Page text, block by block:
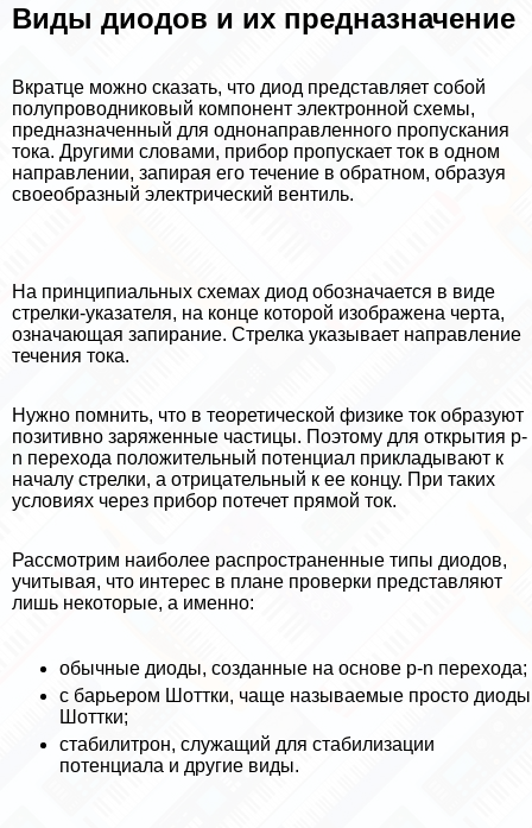
Виды диодов и их предназначение
Вкратце можно сказать, что диод представляет собой
полупроводниковый компонент электронной схемы,
предназначенный для однонаправленного пропускания
тока. Другими словами, прибор пропускает ток в одном
направлении, запирая его течение в обратном, образуя
своеобразный электрический вентиль.
На принципиальных схемах диод обозначается в виде
стрелки-указателя, на конце которой изображена черта,
означающая запирание. Стрелка указывает направление
течения тока.
Нужно помнить, что в теоретической физике ток образуют
позитивно заряженные частицы. Поэтому для открытия p-
n перехода положительный потенциал прикладывают к
началу стрелки, а отрицательный к ее концу. При таких
условиях через прибор потечет прямой ток.
Рассмотрим наиболее распространенные типы диодов,
учитывая, что интерес в плане проверки представляют
лишь некоторые, а именно:
обычные диоды, созданные на основе p-n перехода;
с барьером Шоттки, чаще называемые просто диоды
Шоттки;
стабилитрон, служащий для стабилизации
потенциала и другие виды.